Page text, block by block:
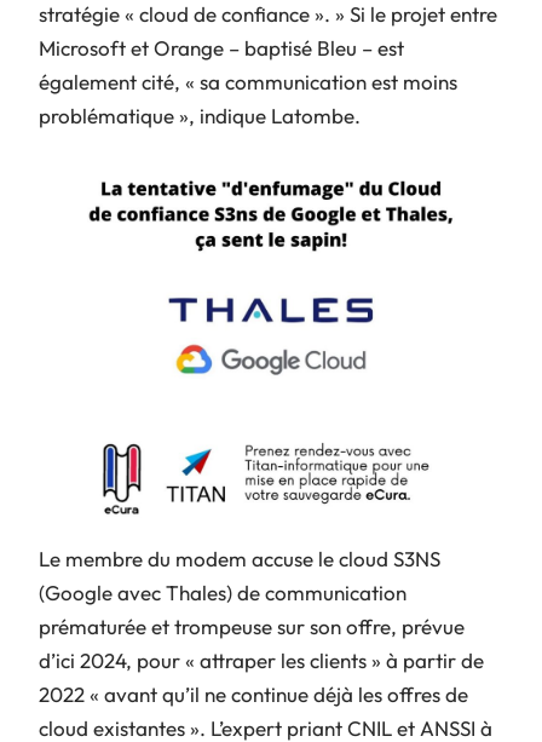
stratégie « cloud de confiance ». » Si le projet entre
Microsoft et Orange – baptisé Bleu – est
également cité, « sa communication est moins
problématique », indique Latombe.
Le membre du modem accuse le cloud S3NS
(Google avec Thales) de communication
prématurée et trompeuse sur son offre, prévue
d’ici 2024, pour « attraper les clients » à partir de
2022 « avant qu’il ne continue déjà les offres de
cloud existantes ». L’expert priant CNIL et ANSSI à